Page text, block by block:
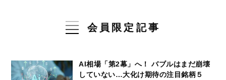
会員限定記事
AI相場「第2幕」へ！ バブルはまだ崩壊
していない…大化け期待の注目銘柄５